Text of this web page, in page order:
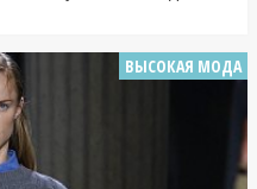
ВЫСОКАЯ МОДА